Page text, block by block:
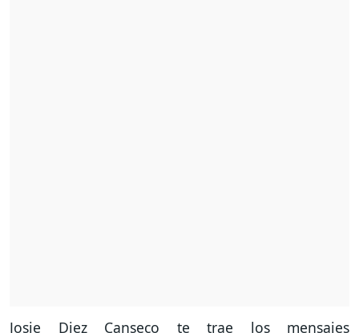
Josie Diez Canseco te trae los mensajes